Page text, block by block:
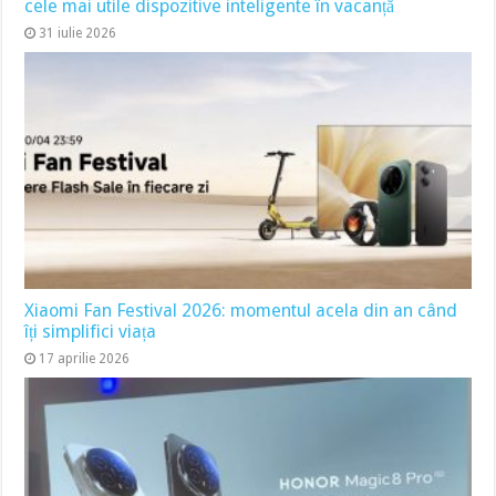
cele mai utile dispozitive inteligente în vacanță
31 iulie 2026
Xiaomi Fan Festival 2026: momentul acela din an când
îți simplifici viața
17 aprilie 2026